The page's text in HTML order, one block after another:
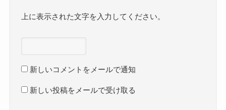
上に表示された文字を入力してください。
新しいコメントをメールで通知
新しい投稿をメールで受け取る